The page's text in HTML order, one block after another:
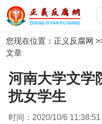
您现在位置： 正义反腐网
文章
河南大学文学
扰女学生
时间：2020/10/6 11:38:51